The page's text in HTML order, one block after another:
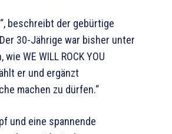
beschreibt der gebürtige
30-Jährige war bisher unter
WE WILL ROCK YOU
er und ergänzt
machen zu dürfen.“
und eine spannende